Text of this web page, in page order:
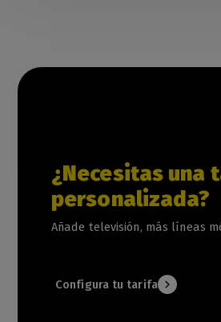
¿Necesitas una
personalizada?
Añade televisión, más líneas
Configura tu tarifa